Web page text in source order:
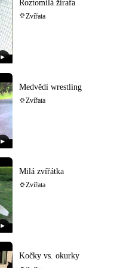
▶
Roztomilá žirafa
Zvířata
▶
Medvědí wrestling
Zvířata
▶
Milá zvířátka
Zvířata
Kočky vs. okurky